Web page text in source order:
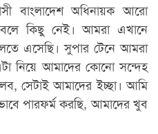
বাংলাদেশ অধিনায়ক আরো
কিছু নেই। আমরা এখানে
এসেছি। সুপার টেনে আমরা
নিয়ে আমাদের কোনো সন্দেহ
সেটাই আমাদের ইচ্ছা। আমি
পারফর্ম করছি, আমাদের খুব